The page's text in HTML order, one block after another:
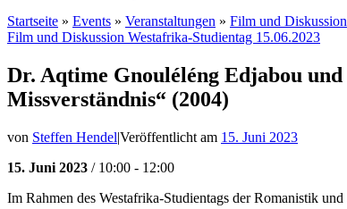
Startseite » Events » Veranstaltungen » Film und Diskussion
Film und Diskussion Westafrika-Studientag 15.06.2023
Dr. Aqtime Gnouléléng Edjabou
Missverständnis“ (2004)
von Steffen Hendel|Veröffentlicht am 15. Juni 2023
15. Juni 2023 / 10:00 - 12:00
Im Rahmen des Westafrika-Studientags der Romanistik